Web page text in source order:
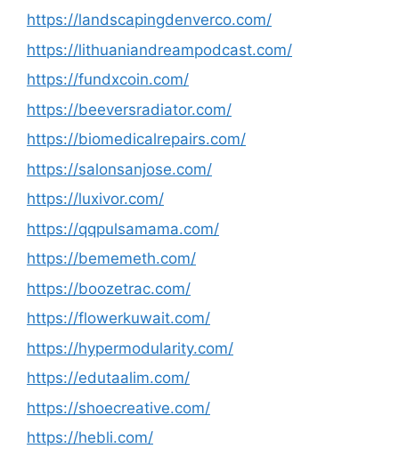
https://landscapingdenverco.com/
https://lithuaniandreampodcast.com/
https://fundxcoin.com/
https://beeversradiator.com/
https://biomedicalrepairs.com/
https://salonsanjose.com/
https://luxivor.com/
https://qqpulsamama.com/
https://bememeth.com/
https://boozetrac.com/
https://flowerkuwait.com/
https://hypermodularity.com/
https://edutaalim.com/
https://shoecreative.com/
https://hebli.com/